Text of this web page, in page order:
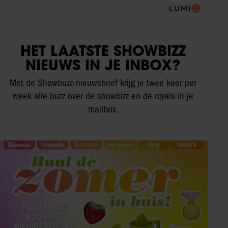
HET LAATSTE SHOWBIZZ
NIEUWS IN JE INBOX?
Met de Showbuzz-nieuwsbrief krijg je twee keer per
week alle buzz over de showbizz en de royals in je
mailbox.